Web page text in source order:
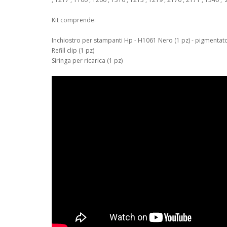
Kit comprende:
Inchiostro per stampanti Hp - H1061 Nero (1 pz) -
Refill clip (1 pz)
Siringa per ricarica (1 pz)